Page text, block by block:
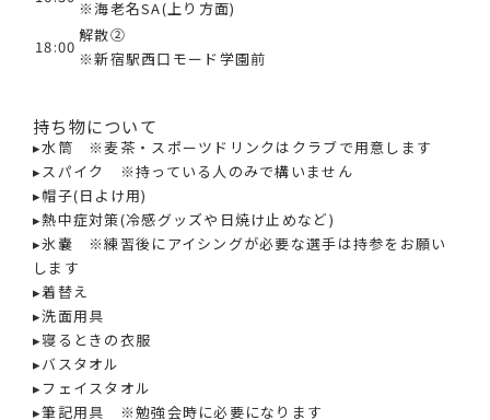
※海老名SA(上り方面)
18:00
解散②
※新宿駅西口モード学園前
持ち物について
▸水筒 ※麦茶・スポーツドリンクはクラブで用意します
▸スパイク ※持っている人のみで構いません
▸帽子(日よけ用)
▸熱中症対策(冷感グッズや日焼け止めなど)
▸氷嚢 ※練習後にアイシングが必要な選手は持参をお願い
します
▸着替え
▸洗面用具
▸寝るときの衣服
▸バスタオル
▸フェイスタオル
▸筆記用具 ※勉強会時に必要になります